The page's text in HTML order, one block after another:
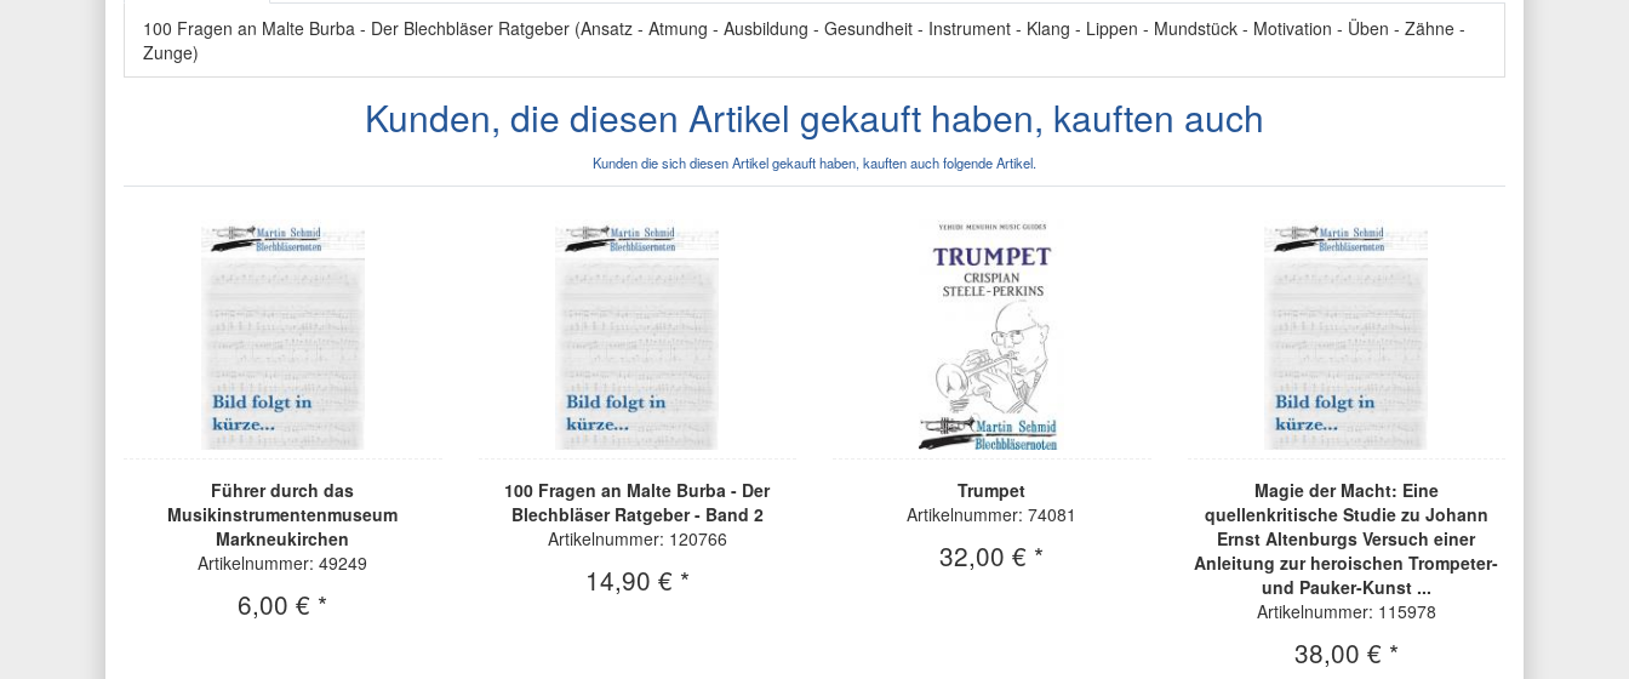
100 Fragen an Malte Burba - Der Blechbläser Ratgeber (Ansatz - Atmung - Ausbildung - Gesundheit - Instrument - Klang - Lippen - Mundstück - Motivation - Üben - Zähne -
Zunge)
Kunden, die diesen Artikel gekauft haben, kauften auch
Kunden die sich diesen Artikel gekauft haben, kauften auch folgende Artikel.
Führer durch das
Musikinstrumentenmuseum
Markneukirchen
Artikelnummer: 49249
6,00 € *
100 Fragen an Malte Burba - Der
Blechbläser Ratgeber - Band 2
Artikelnummer: 120766
14,90 € *
Trumpet
Artikelnummer: 74081
32,00 € *
Magie der Macht: Eine
quellenkritische Studie zu Johann
Ernst Altenburgs Versuch einer
Anleitung zur heroischen Trompeter-
und Pauker-Kunst ...
Artikelnummer: 115978
38,00 € *